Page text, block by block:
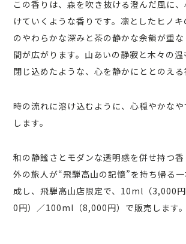
この香りは、森を吹き抜ける澄んだ風に
けていくような香りです。凛としたヒノ
のやわらかな深みと茶の静かな余韻が重
間が広がります。山あいの静寂と木々の温
閉じ込めたような、心を静かにととのえる
時の流れに溶け込むように、心穏やかな
します。
和の静謐さとモダンな透明感を併せ持つ
外の旅人が“飛騨高山の記憶”を持ち帰る
成し、飛騨高山店限定で、10ml（3,000
0円）／100ml（8,000円）で販売します。